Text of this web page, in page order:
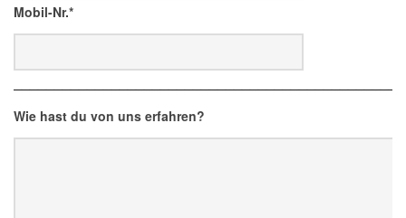
Mobil-Nr.*
Wie hast du von uns erfahren?